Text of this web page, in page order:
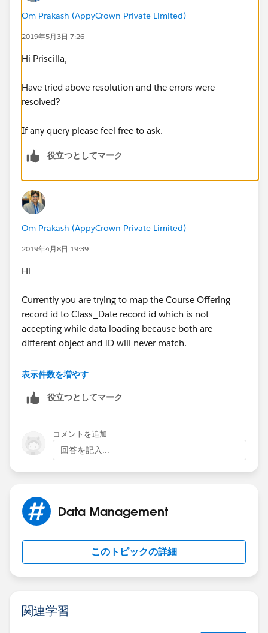
Om Prakash (AppyCrown Private Limited)
2019年5月3日 7:26
Hi Priscilla,
Have tried above resolution and the errors were
resolved?
If any query please feel free to ask.
役立つとしてマーク
Om Prakash (AppyCrown Private Limited)
2019年4月8日 19:39
Hi
Currently you are trying to map the Course Offering
record id to Class_Date record id which is not
accepting while data loading because both are
different object and ID will never match.
Few concerns-
1. I think you should insert new records of Class Date
Offering.
2. Cource Offering record ID of file should be map
with Cource_offering_c field. (Currently mapped with
3. Remove the Cource Offering (text) mapping.
lets give a try and let us know if any query
表示件数を増やす
役立つとしてマーク
コメントを追加
回答を記入...
Data Management
このトピックの詳細
関連学習